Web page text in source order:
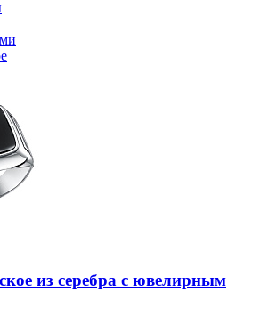
из серебра с ювелирным